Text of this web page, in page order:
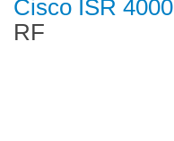
Cisco ISR 4000
RF